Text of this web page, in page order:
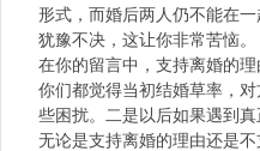
形式，而婚后两人仍不能在
犹豫不决，这让你非常苦恼。
在你的留言中，支持离婚的
你们都觉得当初结婚草率，
些困扰。二是以后如果遇到真
无论是支持离婚的理由还是